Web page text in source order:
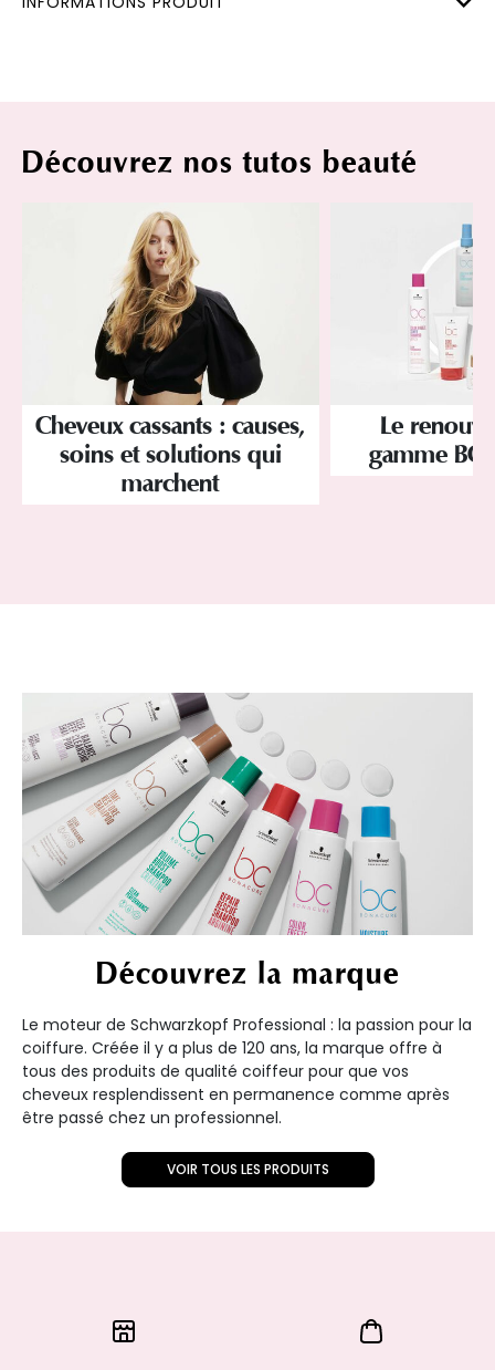
Découvrez nos tutos beauté
Cheveux cassants : causes,
soins et solutions qui
marchent
Le
gamme BC
Découvrez la marque
Le moteur de Schwarzkopf Professional : la passion pour la
coiffure. Créée il y a plus de 120 ans, la marque offre à
tous des produits de qualité coiffeur pour que vos
cheveux resplendissent en permanence comme après
être passé chez un professionnel.
VOIR TOUS LES PRODUITS